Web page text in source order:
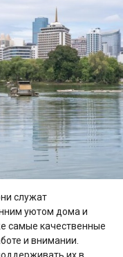
служат
уютом дома и
самые качественные
и внимании.